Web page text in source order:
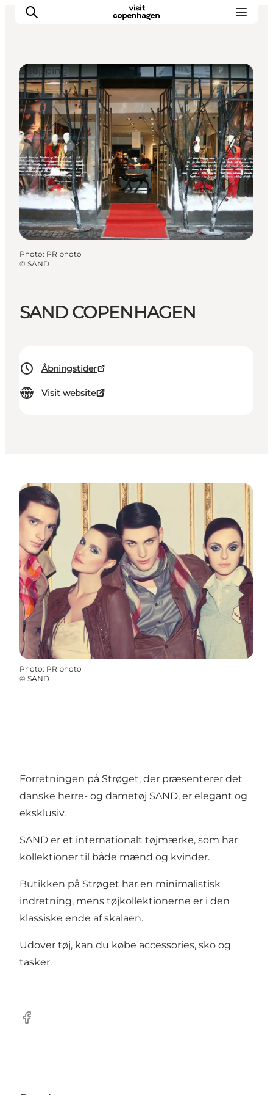
Aktiviteter
Mat och dryck
Planera din resa
SAND COPENHAGEN
Åbningstider
Visit website
Shopping
Photo: PR photo
© SAND
Photo: PR photo
© SAND
Forretningen på Strøget, der præsenterer det
danske herre- og dametøj SAND, er elegant og
eksklusiv.
SAND er et internationalt tøjmærke, som har
kollektioner til både mænd og kvinder.
Butikken på Strøget har en minimalistisk
indretning, mens tøjkollektionerne er i den
klassiske ende af skalaen.
Udover tøj, kan du købe accessories, sko og
tasker.
Facebook